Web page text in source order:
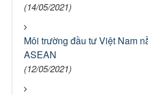
(14/05/2021)
Môi trường đầu tư Việt Nam
ASEAN
(12/05/2021)